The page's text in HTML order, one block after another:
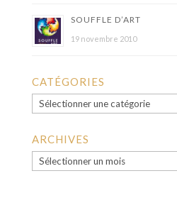
SOUFFLE D’ART
19 novembre 2010
CATÉGORIES
Catégories
ARCHIVES
Archives